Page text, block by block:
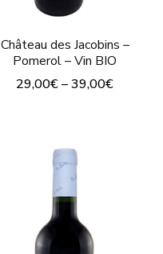
Château des Jacobins –
Pomerol – Vin BIO
29,00€–39,00€
a
plusieurs
variations.
Les